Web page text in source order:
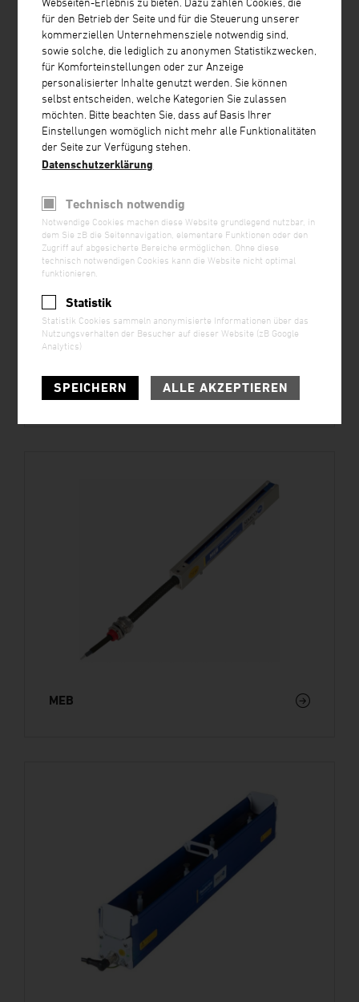
1/2" SS
MEJ
MEB
für den Betrieb der Seite und für die Steuerung unserer
kommerziellen Unternehmensziele notwendig sind,
sowie solche, die lediglich zu anonymen Statistikzwecken,
für Komforteinstellungen oder zur Anzeige
personalisierter Inhalte genutzt werden. Sie können
selbst entscheiden, welche Kategorien Sie zulassen
möchten. Bitte beachten Sie, dass auf Basis Ihrer
Einstellungen womöglich nicht mehr alle Funktionalitäten
der Seite zur Verfügung stehen.
Datenschutzerklärung
Technisch notwendig
Notwendige Cookies machen diese Website grundlegend nutzbar, in
dem Sie zB die Seitennavigation, elementare Funktionen oder den
Zugriff auf abgesicherte Bereiche ermöglichen. Ohne diese
technisch notwendigen Cookies kann die Website nicht optimal
funktionieren.
Statistik
Statistik Cookies sammeln anonymisierte Informationen über das
Nutzungsverhalten der Besucher auf dieser Website (zB Google
Analytics)
SPEICHERN ALLE AKZEPTIEREN